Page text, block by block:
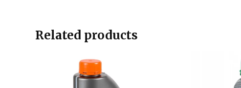
Related products